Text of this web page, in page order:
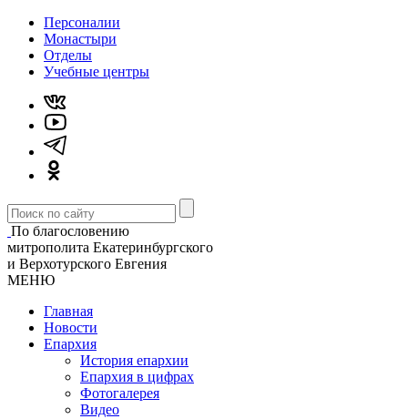
Персоналии
Монастыри
Отделы
Учебные центры
По благословению
митрополита Екатеринбургского
и Верхотурского Евгения
МЕНЮ
Главная
Новости
Епархия
История епархии
Епархия в цифрах
Фотогалерея
Видео